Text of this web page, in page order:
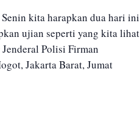
kita harapkan dua hari ini
ujian seperti yang kita lihat
Polisi Firman
Jakarta Barat, Jumat